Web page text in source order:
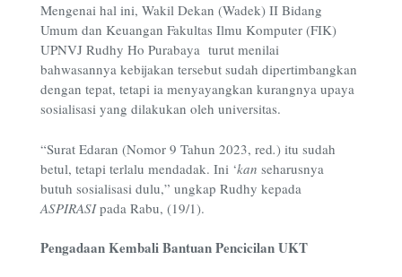
Mengenai hal ini, Wakil Dekan (Wadek) II Bidang
Umum dan Keuangan Fakultas Ilmu Komputer (FIK)
UPNVJ Rudhy Ho Purabaya turut menilai
bahwasannya kebijakan tersebut sudah dipertimbangkan
dengan tepat, tetapi ia menyayangkan kurangnya upaya
sosialisasi yang dilakukan oleh universitas.
“Surat Edaran (Nomor 9 Tahun 2023, red.) itu sudah
betul, tetapi terlalu mendadak. Ini ‘kan seharusnya
butuh sosialisasi dulu,” ungkap Rudhy kepada
ASPIRASIpada Rabu, (19/1).
Pengadaan Kembali Bantuan Pencicilan UKT